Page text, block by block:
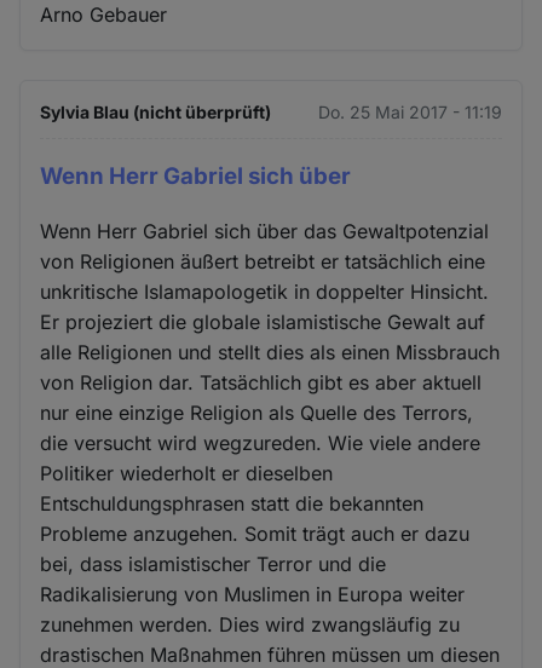
Arno Gebauer
Sylvia Blau (nicht überprüft) Do. 25 Mai 2017 - 11:19
Wenn Herr Gabriel sich über
Wenn Herr Gabriel sich über das Gewaltpotenzial
von Religionen äußert betreibt er tatsächlich eine
unkritische Islamapologetik in doppelter Hinsicht.
Er projeziert die globale islamistische Gewalt auf
alle Religionen und stellt dies als einen Missbrauch
von Religion dar. Tatsächlich gibt es aber aktuell
nur eine einzige Religion als Quelle des Terrors,
die versucht wird wegzureden. Wie viele andere
Politiker wiederholt er dieselben
Entschuldungsphrasen statt die bekannten
Probleme anzugehen. Somit trägt auch er dazu
bei, dass islamistischer Terror und die
Radikalisierung von Muslimen in Europa weiter
zunehmen werden. Dies wird zwangsläufig zu
drastischen Maßnahmen führen müssen um diesen